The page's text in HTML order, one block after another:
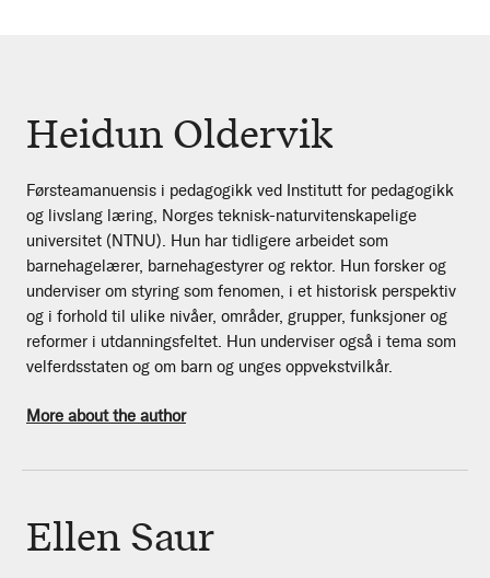
Heidun Oldervik
Førsteamanuensis i pedagogikk ved Institutt for pedagogikk
og livslang læring, Norges teknisk-naturvitenskapelige
universitet (NTNU). Hun har tidligere arbeidet som
barnehagelærer, barnehagestyrer og rektor. Hun forsker og
underviser om styring som fenomen, i et historisk perspektiv
og i forhold til ulike nivåer, områder, grupper, funksjoner og
reformer i utdanningsfeltet. Hun underviser også i tema som
velferdsstaten og om barn og unges oppvekstvilkår.
More about the author
Ellen Saur